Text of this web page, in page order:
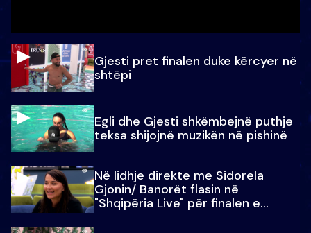
Gjesti pret finalen duke kërcyer në
shtëpi
Egli dhe Gjesti shkëmbejnë puthje
teksa shijojnë muzikën në pishinë
Në lidhje direkte me Sidorela
Gjonin/ Banorët flasin në
"Shqipëria Live" për finalen e